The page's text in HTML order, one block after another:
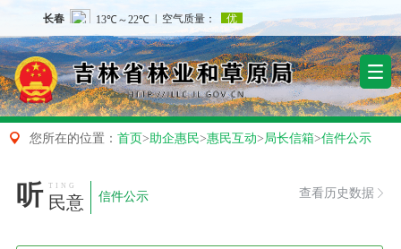
 您所在的位置： 首页> 助企惠民>惠民互动> 局长信箱>信件公示
听 TING
民意 信件公示 查看历史数据 